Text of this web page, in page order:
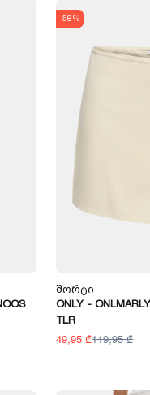
-58%
Შორტი
ONLY -
TLR
49,95 ₾119,95 ₾